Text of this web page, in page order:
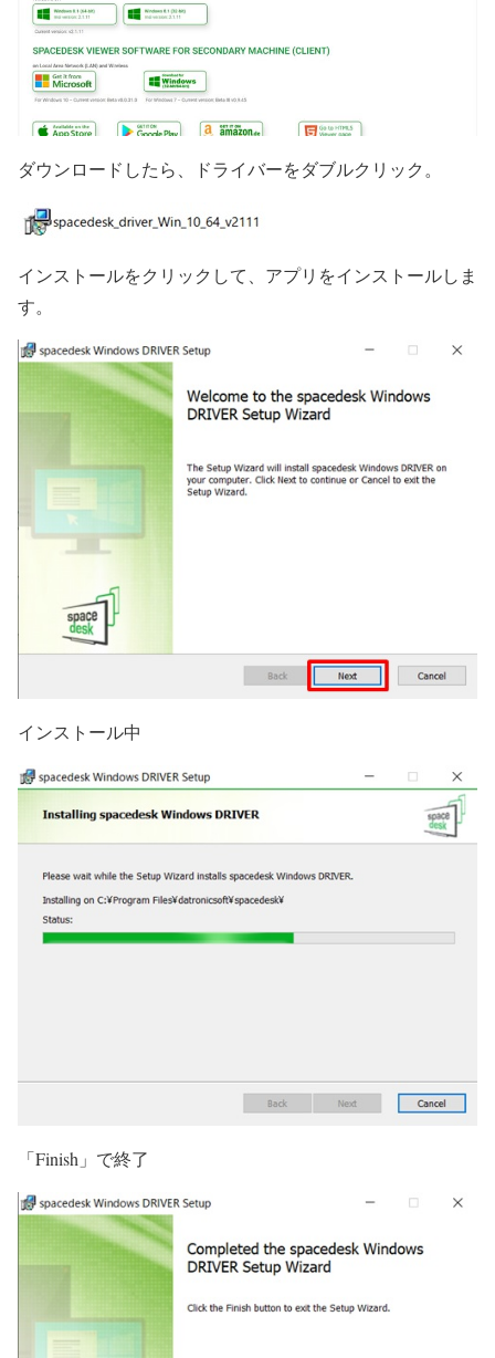
ダウンロードしたら、ドライバーをダブルクリック。
インストールをクリックして、アプリをインストールしま
す。
インストール中
「Finish」で終了